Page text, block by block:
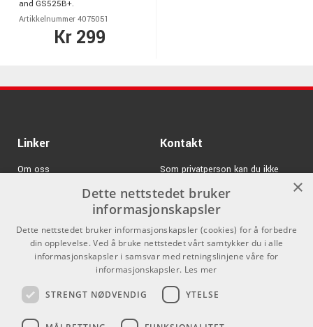
and GS525B+.
Artikkelnummer 4075051
Kr 299
Linker
Om oss
GDPR & Cookies
Kontakt
Som privatperson kan du ikke
kjøpe på denne nettsiden, alt salg
skjer gjennom våre forhandlere.
info@emnordic.no
×
Dette nettstedet bruker
informasjonskapsler
Dette nettstedet bruker informasjonskapsler (cookies) for å forbedre
din opplevelse. Ved å bruke nettstedet vårt samtykker du i alle
informasjonskapsler i samsvar med retningslinjene våre for
informasjonskapsler. Les mer
STRENGT NØDVENDIG YTELSE